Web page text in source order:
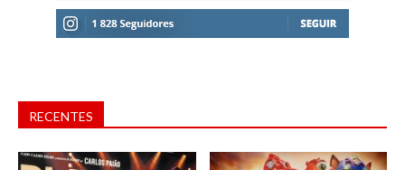
RECENTES